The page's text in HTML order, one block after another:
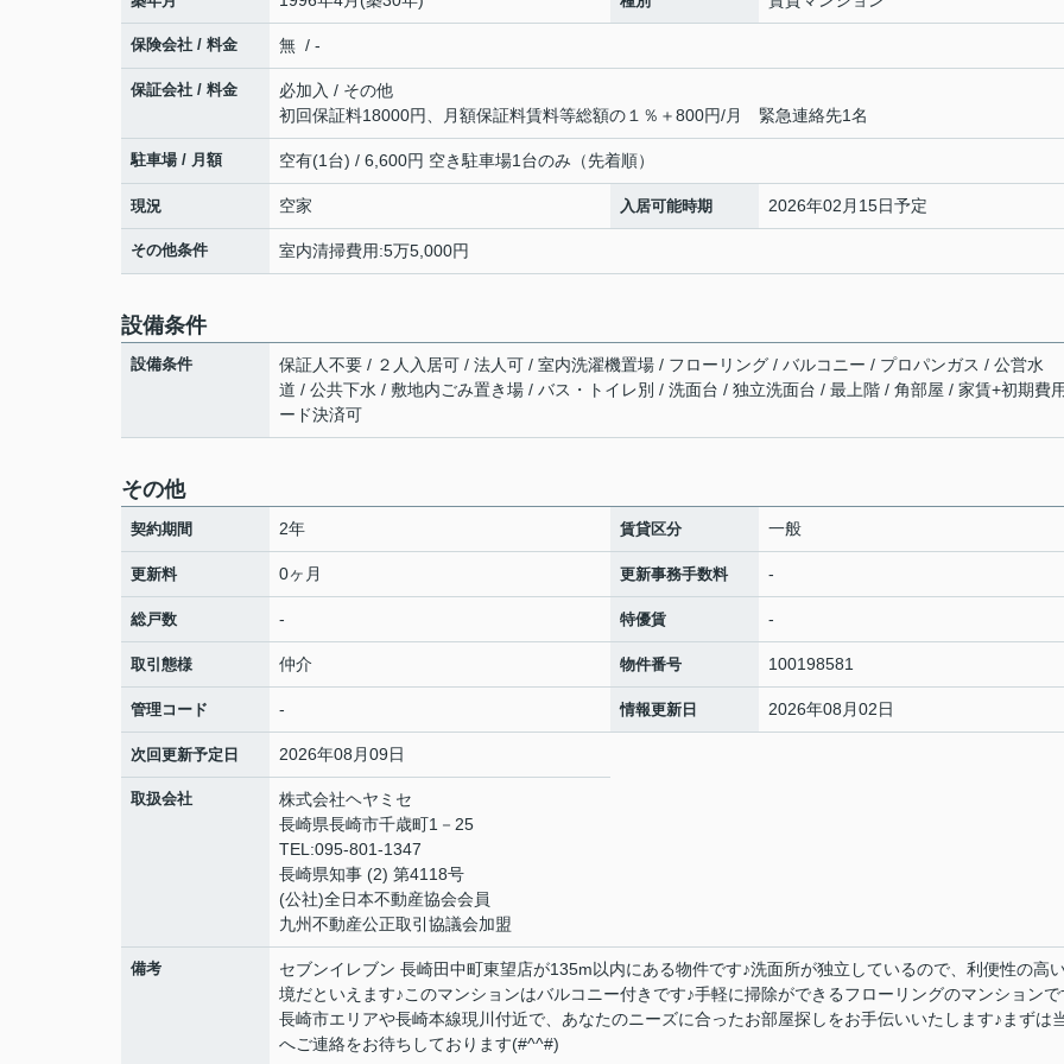
保険会社 / 料金 無 / -
保証会社 / 料金
必加入 / その他
初回保証料18000円、月額保証料賃料等総額の１％＋800円/月 緊急連絡先1名
駐車場 / 月額 空有(1台) / 6,600円 空き駐車場1台のみ（先着順）
現況 空家 入居可能時期 2026年02月15日予定
その他条件 室内清掃費用:5万5,000円
設備条件
設備条件
保証人不要 / ２人入居可 / 法人可 / 室内洗濯機置場 / フローリング / バルコニー / プロパンガス / 公営水
道 / 公共下水 / 敷地内ごみ置き場 / バス・トイレ別 / 洗面台 / 独立洗面台 / 最上階 / 角部屋 / 家賃+初期費
ード決済可
その他
契約期間 2年 賃貸区分 一般
更新料 0ヶ月 更新事務手数料 -
総戸数 - 特優賃 -
取引態様 仲介 物件番号 100198581
管理コード - 情報更新日 2026年08月02日
次回更新予定日 2026年08月09日
取扱会社
株式会社ヘヤミセ
長崎県長崎市千歳町1－25
TEL:095-801-1347
長崎県知事 (2) 第4118号
(公社)全日本不動産協会会員
九州不動産公正取引協議会加盟
備考
セブンイレブン 長崎田中町東望店が135m以内にある物件です♪洗面所が独立しているので、利便性の高
境だといえます♪このマンションはバルコニー付きです♪手軽に掃除ができるフローリングのマンションで
長崎市エリアや長崎本線現川付近で、あなたのニーズに合ったお部屋探しをお手伝いいたします♪まずは
へご連絡をお待ちしております(#^^#)